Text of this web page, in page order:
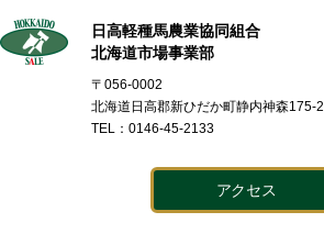
日高軽種馬農業協同組合
北海道市場事業部
〒056-0002
北海道日高郡新ひだか町静内神森175-2
TEL：0146-45-2133
アクセス